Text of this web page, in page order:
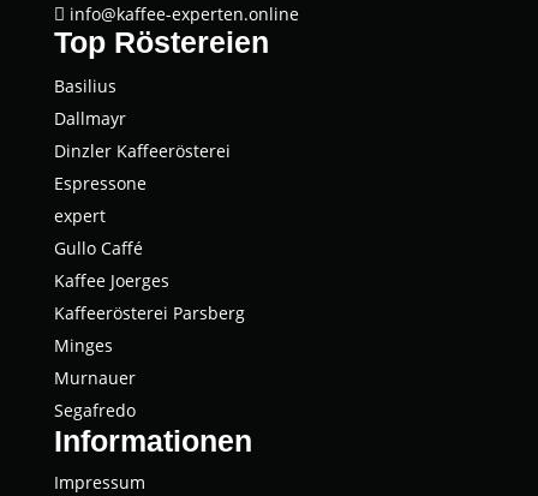
 info@kaffee-experten.online
Top Röstereien
Basi­li­us
Dall­mayr
Dinz­ler Kaffeerösterei
Espres­so­ne
expert
Gul­lo Caffé
Kaffee Joer­ges
Kaf­fee­rös­te­rei Parsberg
Min­ges
Mur­nau­er
Segaf­re­do
Informationen
Impressum